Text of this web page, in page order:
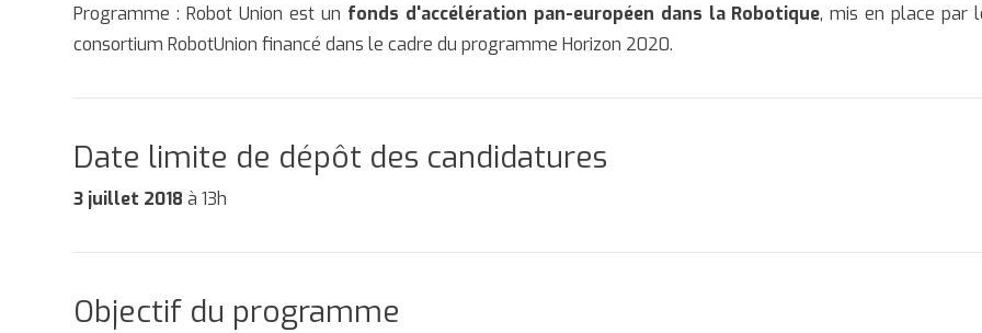
Programme : Robot Union est un fonds d'accélération pan-européen dans la Robotique, mis en place par
consortium RobotUnion financé dans le cadre du programme Horizon 2020.
Date limite de dépôt des candidatures
3 juillet 2018 à 13h
Objectif du programme